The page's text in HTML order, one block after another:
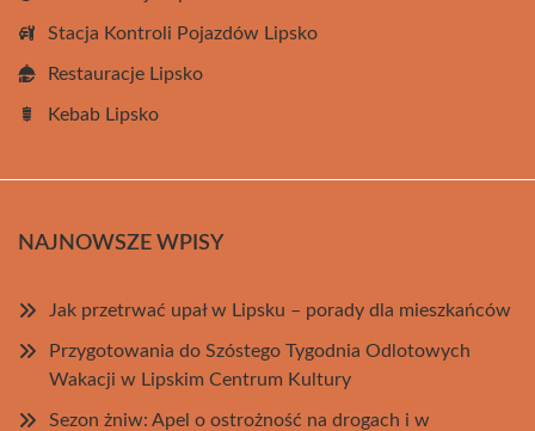
Stacja Kontroli Pojazdów Lipsko
Restauracje Lipsko
Kebab Lipsko
NAJNOWSZE WPISY
Jak przetrwać upał w Lipsku – porady dla mieszkańców
Przygotowania do Szóstego Tygodnia Odlotowych
Wakacji w Lipskim Centrum Kultury
Sezon żniw: Apel o ostrożność na drogach i w